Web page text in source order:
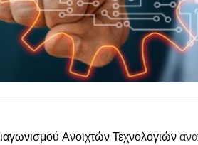
Ανοιχτών Τεχνολογιών